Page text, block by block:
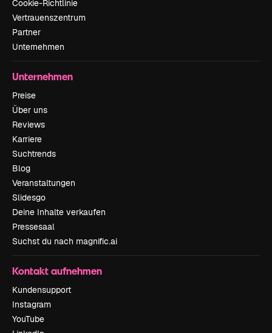
Cookie-Richtlinie
Vertrauenszentrum
Partner
Unternehmen
Unternehmen
Preise
Über uns
Reviews
Karriere
Suchtrends
Blog
Veranstaltungen
Slidesgo
Deine Inhalte verkaufen
Pressesaal
Suchst du nach magnific.ai
Kontakt aufnehmen
Kundensupport
Instagram
YouTube